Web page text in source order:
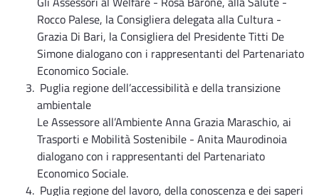
Rocco Palese, la Consigliera delegata alla Cultura -
Grazia Di Bari, la Consigliera del Presidente Titti De
Simone dialogano con i rappresentanti del Partenariato
Economico Sociale.
Puglia regione dell’accessibilità e della transizione
ambientale
Le Assessore all’Ambiente Anna Grazia Maraschio, ai
Trasporti e Mobilità Sostenibile - Anita Maurodinoia
dialogano con i rappresentanti del Partenariato
Economico Sociale.
Puglia regione del lavoro, della conoscenza e dei saperi